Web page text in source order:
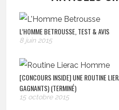
L’HOMME BETROUSSE, TEST & AVIS
8 juin 2015
[CONCOURS INSIDE] UNE ROUTINE
GAGNANTS) (TERMINÉ)
15 octobre 2015